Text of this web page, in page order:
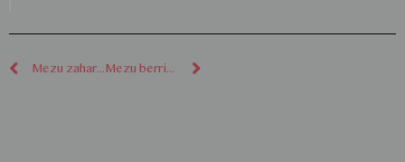
Mezu zaharragoak Mezu berriagoak